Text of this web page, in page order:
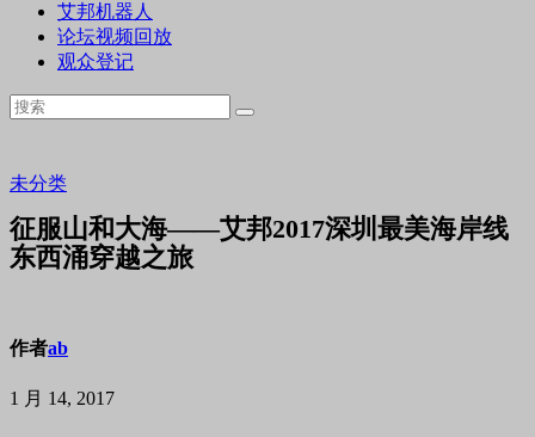
艾邦机器人
论坛视频回放
观众登记
未分类
征服山和大海——艾邦2017深圳最美海岸线
东西涌穿越之旅
作者ab
1 月 14, 2017